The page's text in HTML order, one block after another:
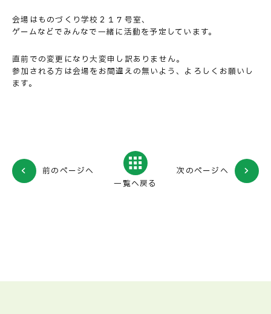
会場はものづくり学校２１７号室、
ゲームなどでみんなで一緒に活動を予定しています。
直前での変更になり大変申し訳ありません。
参加される方は会場をお間違えの無いよう、よろしくお願いし
ます。
前のページへ
一覧へ戻る
次のページへ